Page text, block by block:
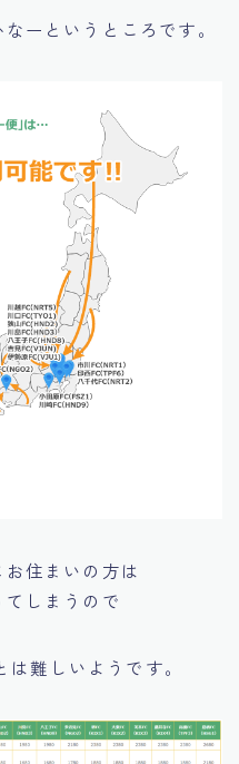
ーというところです。
住まいの方は
てしまうので
難しいようです。